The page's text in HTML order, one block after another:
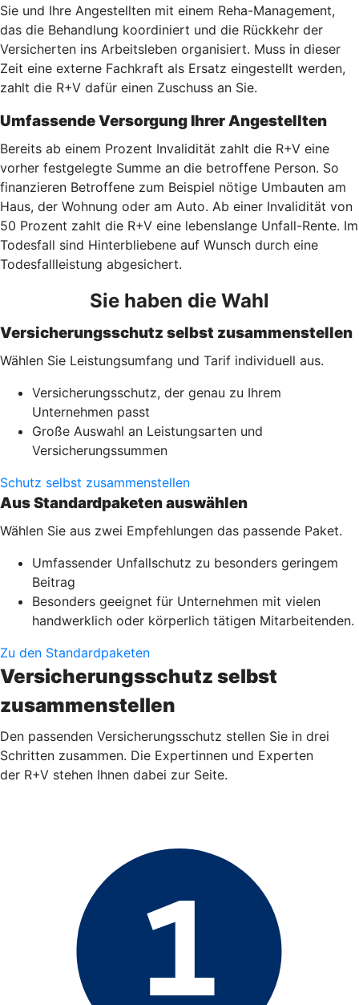
Sie und Ihre Angestellten mit einem Reha-Management,
das die Behandlung koordiniert und die Rückkehr der
Versicherten ins Arbeitsleben organisiert. Muss in dieser
Zeit eine externe Fachkraft als Ersatz eingestellt werden,
zahlt die R+V dafür einen Zuschuss an Sie.
Umfassende Versorgung Ihrer Angestellten
Bereits ab einem Prozent Invalidität zahlt die R+V eine
vorher festgelegte Summe an die betroffene Person. So
finanzieren Betroffene zum Beispiel nötige Umbauten am
Haus, der Wohnung oder am Auto. Ab einer Invalidität von
50 Prozent zahlt die R+V eine lebenslange Unfall-Rente. Im
Todesfall sind Hinterbliebene auf Wunsch durch eine
Todesfallleistung abgesichert.
Sie haben die Wahl
Versicherungsschutz selbst zusammenstellen
Wählen Sie Leistungsumfang und Tarif individuell aus.
Versicherungsschutz, der genau zu Ihrem
Unternehmen passt
Große Auswahl an Leistungsarten und
Versicherungssummen
Schutz selbst zusammenstellen
Aus Standardpaketen auswählen
Wählen Sie aus zwei Empfehlungen das passende Paket.
Umfassender Unfallschutz zu besonders geringem
Beitrag
Besonders geeignet für Unternehmen mit vielen
handwerklich oder körperlich tätigen Mitarbeitenden.
Zu den Standardpaketen
Versicherungsschutz selbst
zusammenstellen
Den passenden Versicherungsschutz stellen Sie in drei
Schritten zusammen. Die Expertinnen und Experten
der R+V stehen Ihnen dabei zur Seite.